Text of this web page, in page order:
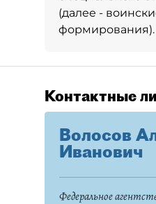
(далее -
формирования).
Контактные
Волосов
Иванович
Федеральное